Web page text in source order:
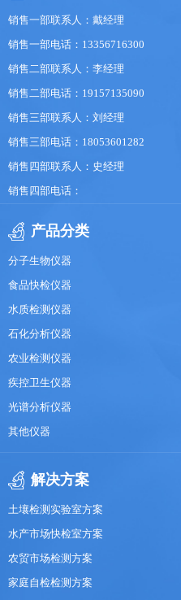
销售一部联系人：戴经理
销售一部电话：13356716300
销售二部联系人：李经理
销售二部电话：19157135090
销售三部联系人：刘经理
销售三部电话：18053601282
销售四部联系人：史经理
销售四部电话：
产品分类
分子生物仪器
食品快检仪器
水质检测仪器
石化分析仪器
农业检测仪器
疾控卫生仪器
光谱分析仪器
其他仪器
解决方案
土壤检测实验室方案
水产市场快检室方案
农贸市场检测方案
家庭自检检测方案